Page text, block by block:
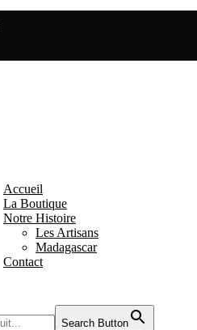
Accueil
La Boutique
Notre Histoire
Les Artisans
Madagascar
Contact
Search Button